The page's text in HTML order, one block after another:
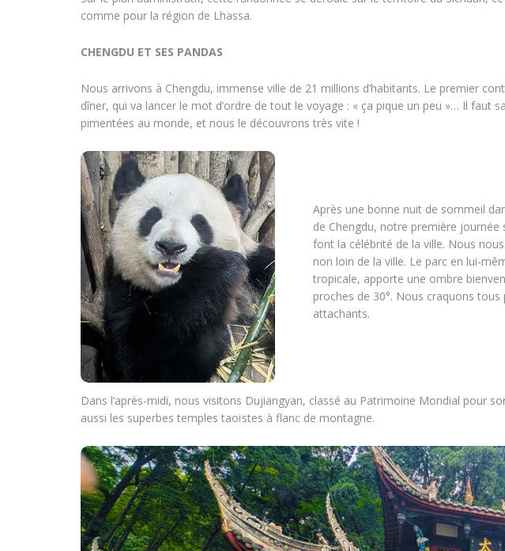
comme pour la région de Lhassa.
CHENGDU ET SES PANDAS
Nous arrivons à Chengdu, immense ville de 21 millions d’habitants. Le premier
dîner, qui va lancer le mot d’ordre de tout le voyage : « ça pique un peu »… Il faut
pimentées au monde, et nous le découvrons très vite !
Après une bonne nuit de sommeil
de Chengdu, notre première journée
font la célébrité de la ville. Nous
non loin de la ville. Le parc en lui-
tropicale, apporte une ombre
proches de 30°. Nous craquons
attachants.
Dans l’après-midi, nous visitons Dujiangyan, classé au Patrimoine Mondial pour
aussi les superbes temples taoïstes à flanc de montagne.